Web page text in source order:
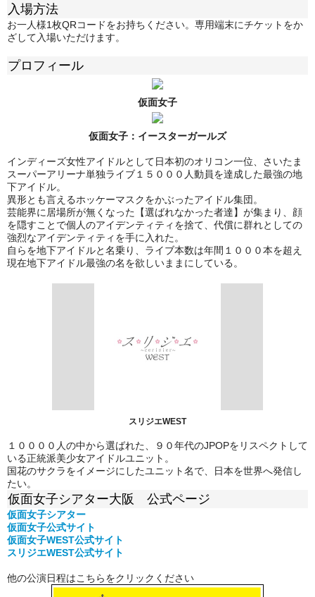
入場方法
お一人様1枚QRコードをお持ちください。専用端末にチケットをか
ざして入場いただけます。
プロフィール
仮面女子
仮面女子： イースターガールズ
インディーズ女性アイドルとして日本初のオリコン一位、さいたま
スーパーアリーナ単独ライブ１５０００人動員を達成した最強の地
下アイドル。
異形とも言えるホッケーマスクをかぶったアイドル集団。
芸能界に居場所が無くなった【選ばれなかった者達】が集まり、顔
を隠すことで個人のアイデンティティを捨て、代償に群れとしての
強烈なアイデンティティを手に入れた。
自らを地下アイドルと名乗り、ライブ本数は年間１０００本を超え
現在地下アイドル最強の名を欲しいままにしている。
スリジエWEST
１００００人の中から選ばれた、９０年代のJPOPをリスペクトして
いる正統派美少女アイドルユニット。
国花のサクラをイメージにしたユニット名で、日本を世界へ発信し
たい。
仮面女子シアター大阪 公式ページ
仮面女子シアター
仮面女子公式サイト
仮面女子WEST公式サイト
スリジエWEST公式サイト
他の公演日程はこちらをクリックください